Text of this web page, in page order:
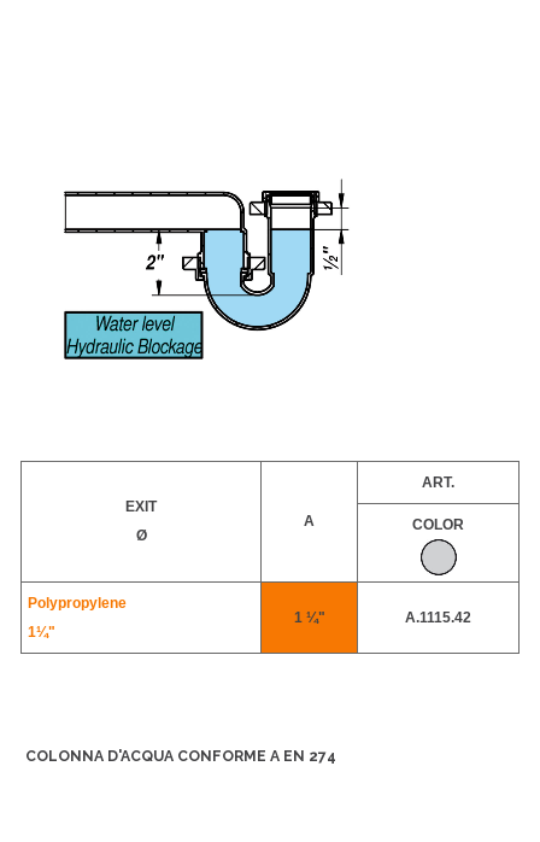
EXIT
Ø
A
ART.
COLOR
Polypropylene
1¼"
1 ¼" A.1115.42
COLONNA D'ACQUA CONFORME A EN 274